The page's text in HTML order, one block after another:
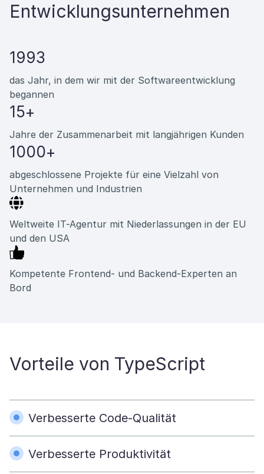
Entwicklungsunternehmen
1993
das Jahr, in dem wir mit der Softwareentwicklung
begannen
15+
Jahre der Zusammenarbeit mit langjährigen Kunden
1000+
abgeschlossene Projekte für eine Vielzahl von
Unternehmen und Industrien
Weltweite IT-Agentur mit Niederlassungen in der EU
und den USA
Kompetente Frontend- und Backend-Experten an
Bord
Vorteile von TypeScript
Verbesserte Code-Qualität
Verbesserte Produktivität